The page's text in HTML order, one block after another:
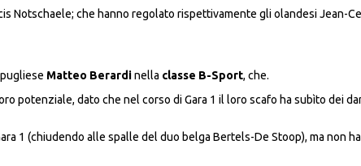
Notschaele; che hanno regolato rispettivamente gli olandesi Jean-
Matteo Berardinella classe B-Sport, che.
potenziale, dato che nel corso di Gara 1 il loro scafo ha subìto dei
1 (chiudendo alle spalle del duo belga Bertels-De Stoop), ma non